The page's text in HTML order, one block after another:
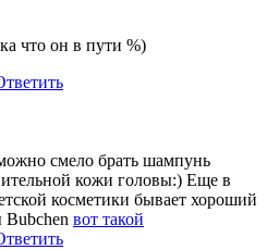
что он в пути %)
смело брать шампунь
кожи головы:) Еще в
косметики бывает хороший
вот такой